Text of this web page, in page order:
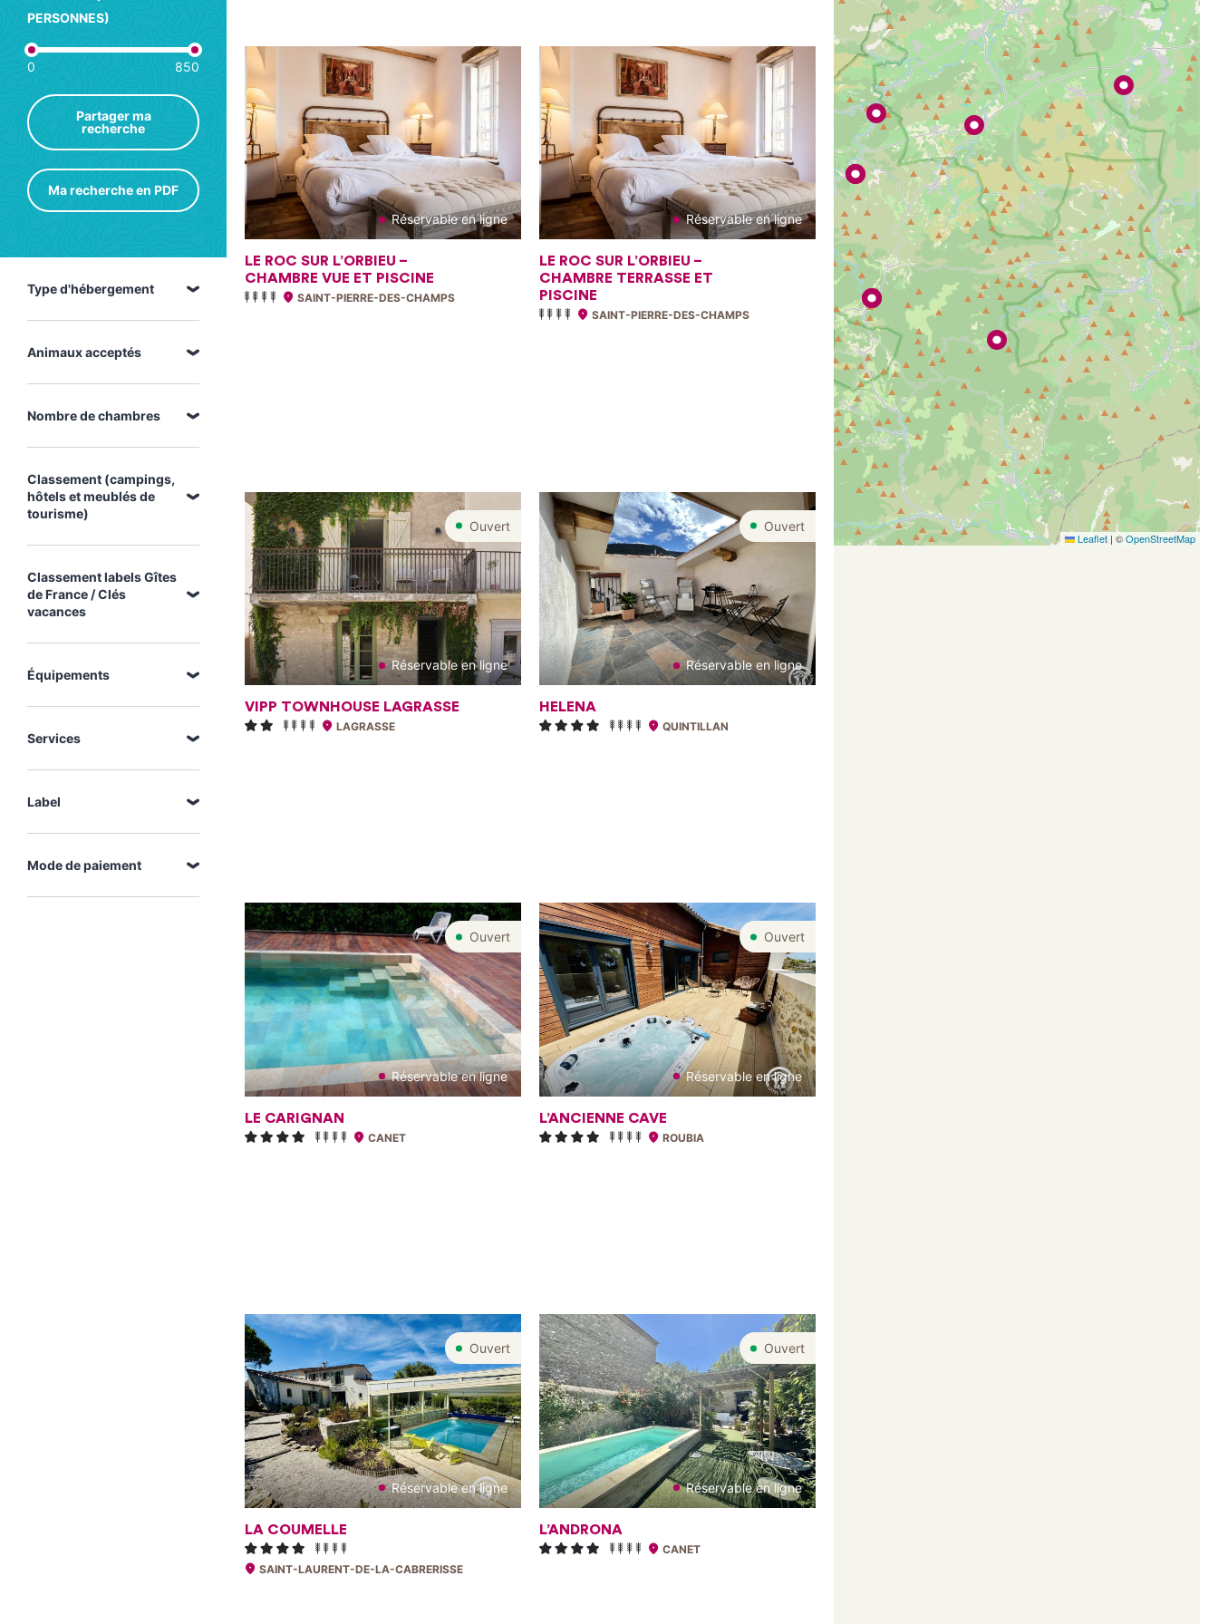
PERSONNES)
0 850
Partager ma
recherche
Ma recherche en PDF
Type d'hébergement
Animaux acceptés
Nombre de chambres
Classement (campings,
hôtels et meublés de
tourisme)
Classement labels Gîtes
de France / Clés
vacances
Équipements
Services
Label
Mode de paiement
Réservable en ligne
LE ROC SUR L’ORBIEU –
CHAMBRE VUE ET PISCINE
SAINT-PIERRE-DES-CHAMPS
Réservable en ligne
LE ROC SUR L’ORBIEU –
CHAMBRE TERRASSE ET
PISCINE
SAINT-PIERRE-DES-CHAMPS
Ouvert
Réservable en ligne
VIPP TOWNHOUSE LAGRASSE
LAGRASSE
Ouvert
Réservable en ligne
HELENA
QUINTILLAN
Ouvert
Réservable en ligne
LE CARIGNAN
CANET
Ouvert
Réservable en ligne
L’ANCIENNE CAVE
ROUBIA
Ouvert
Réservable en ligne
LA COUMELLE
SAINT-LAURENT-DE-LA-CABRERISSE
Ouvert
Réservable en ligne
L’ANDRONA
CANET
Leaflet | ©OpenStreetMap